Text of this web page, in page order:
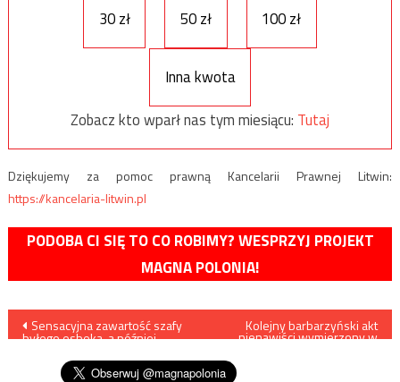
30 zł
50 zł 100 zł
Inna kwota
Zobacz kto wparł nas tym miesiącu: Tutaj
Dziękujemy za pomoc prawną Kancelarii Prawnej Litwin:
https://kancelaria-litwin.pl
PODOBA CI SIĘ TO CO ROBIMY? WESPRZYJ PROJEKT
MAGNA POLONIA!
Nawigacja
wpisu
Sensacyjna zawartość szafy
byłego esbeka, a później
Kolejny barbarzyński akt
nienawiści wymierzony w